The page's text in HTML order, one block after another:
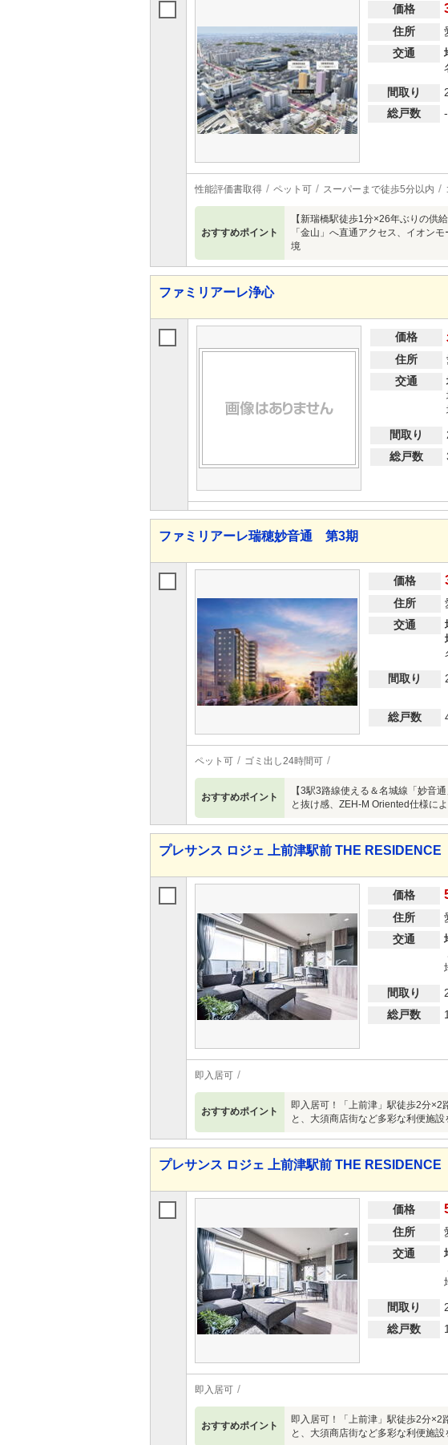
価格
住所
交通
間取り
総戸数 -
性能評価書取得 ペット可 スーパーまで徒歩5分以内
おすすめポイント
【新瑞橋駅徒歩1分×26年ぶりの供
「金山」へ直通アクセス、イオン
境
ファミリアーレ浄心
価格
住所
交通
間取り
総戸数
ファミリアーレ瑞穂妙音通 第3期
価格
住所
交通
間取り
総戸数
ペット可 ゴミ出し24時間可
おすすめポイント
【3駅3路線使える＆名城線「妙音
と抜け感、ZEH-M Oriented仕様に
プレサンス ロジェ 上前津駅前 THE
価格
住所
交通
間取り
総戸数
即入居可
おすすめポイント
即入居可！「上前津」駅徒歩2分×2
と、大須商店街など多彩な利便施設
プレサンス ロジェ 上前津駅前 THE
価格
住所
交通
間取り
総戸数
即入居可
おすすめポイント
即入居可！「上前津」駅徒歩2分×2
と、大須商店街など多彩な利便施設